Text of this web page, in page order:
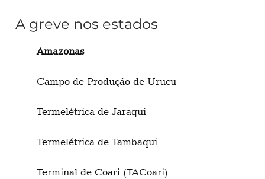
A greve nos estados
Amazonas
Campo de Produção de Urucu
Termelétrica de Jaraqui
Termelétrica de Tambaqui
Terminal de Coari (TACoari)